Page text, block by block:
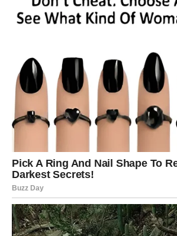
VAGA
Neočekivani kontakt
Jedna osoba iz prošlosti mogla bi
komunikaciju na veoma neobičan način.
Poruka srca
Ne ignorišite osjećaje koji se probude.
ŠKORPIJA
STARA PRIČA NIJE